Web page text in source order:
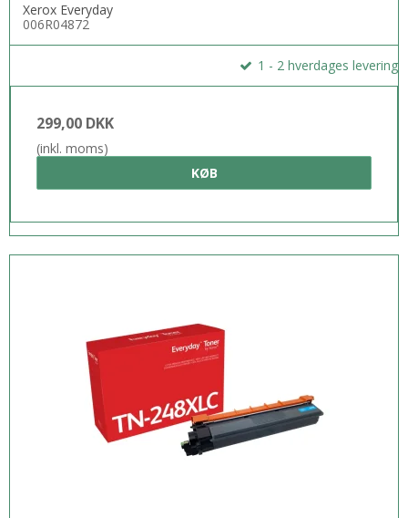
Xerox Everyday
006R04872
1 - 2 hverdages levering
299,00 DKK
(inkl. moms)
KØB